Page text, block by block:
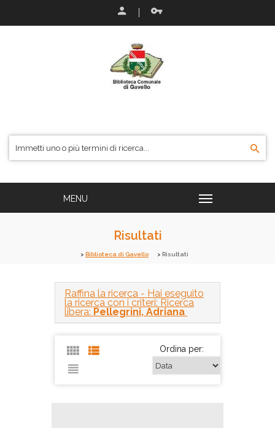
Risultati
Biblioteca di Gavello Risultati
Raffina la ricerca - Hai eseguito
la ricerca con i criteri: Ricerca
libera: Pellegrini, Adriana
Ordina per: